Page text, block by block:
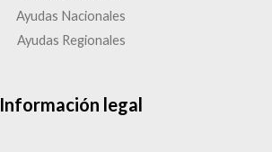
Ayudas Nacionales
Ayudas Regionales
Información legal